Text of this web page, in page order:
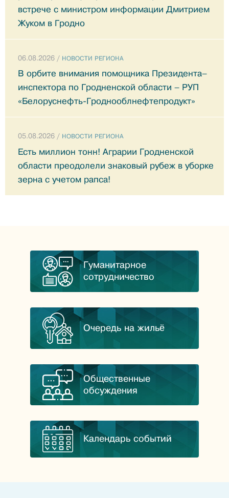
встрече с министром информации Дмитрием
Жуком в Гродно
06.08.2026 / НОВОСТИ РЕГИОНА
В орбите внимания помощника Президента–
инспектора по Гродненской области – РУП
«Белоруснефть-Гроднооблнефтепродукт»
05.08.2026 / НОВОСТИ РЕГИОНА
Есть миллион тонн! Аграрии Гродненской
области преодолели знаковый рубеж в уборке
зерна с учетом рапса!
Гуманитарное
сотрудничество
Очередь на жильё
Общественные
обсуждения
Календарь событий